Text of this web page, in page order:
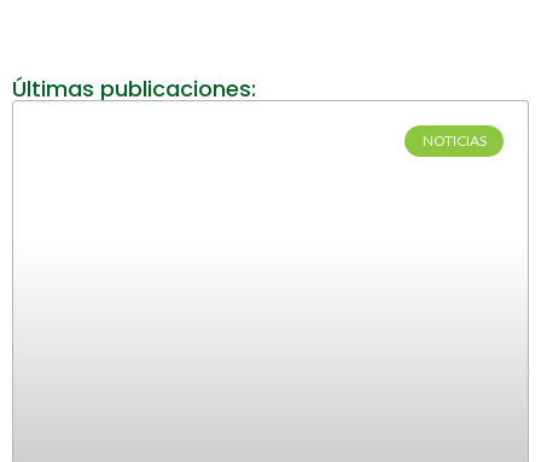
Últimas publicaciones:
NOTICIAS